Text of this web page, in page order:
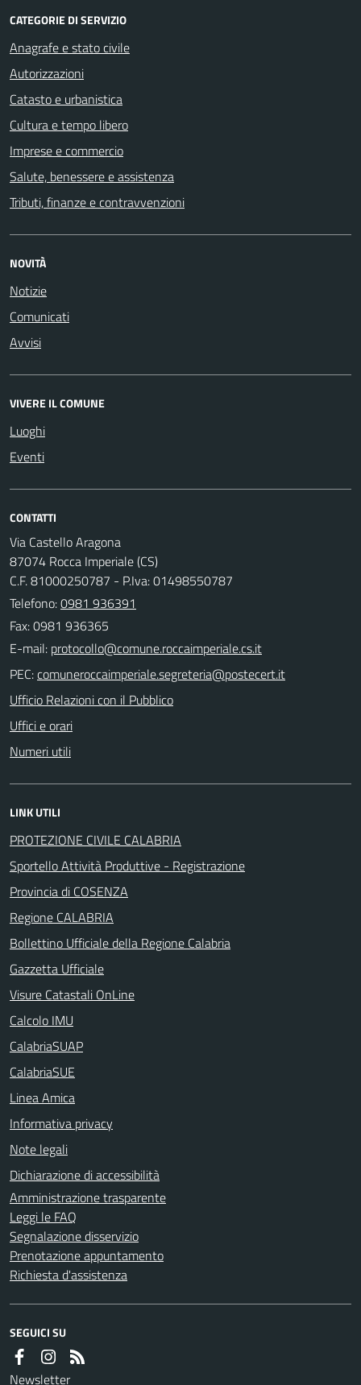
CATEGORIE DI SERVIZIO
Anagrafe e stato civile
Autorizzazioni
Catasto e urbanistica
Cultura e tempo libero
Imprese e commercio
Salute, benessere e assistenza
Tributi, finanze e contravvenzioni
NOVITÀ
Notizie
Comunicati
Avvisi
VIVERE IL COMUNE
Luoghi
Eventi
CONTATTI
Via Castello Aragona
87074 Rocca Imperiale (CS)
C.F. 81000250787 - P.Iva: 01498550787
Telefono:0981 936391
Fax: 0981 936365
E-mail:
PEC:
Ufficio Relazioni con il Pubblico
Uffici e orari
Numeri utili
LINK UTILI
PROTEZIONE CIVILE CALABRIA
Sportello Attività Produttive - Registrazione
Provincia di COSENZA
Regione CALABRIA
Bollettino Ufficiale della Regione Calabria
Gazzetta Ufficiale
Visure Catastali OnLine
Calcolo IMU
CalabriaSUAP
CalabriaSUE
Linea Amica
Informativa privacy
Note legali
Dichiarazione di accessibilità
Amministrazione trasparente
Leggi le FAQ
Segnalazione disservizio
Prenotazione appuntamento
Richiesta d'assistenza
SEGUICI SU
Newsletter